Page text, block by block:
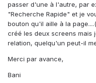
passer d'une à l'autre, par
"Recherche Rapide" et je
bouton qu'il aille à la
créé les deux screens mais
relation, quelqu'un peut-il
Merci par avance,
Bani